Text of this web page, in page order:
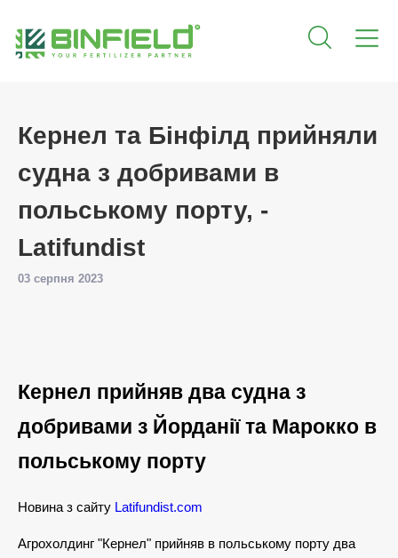
Кернел та Бінфілд прийняли
судна з добривами в
польському порту, -
Latifundist
03 серпня 2023
Кернел прийняв два судна з
добривами з Йорданії та Марокко в
польському порту
Новина з сайту Latifundist.com
Агрохолдинг "Кернел" прийняв в польському порту два